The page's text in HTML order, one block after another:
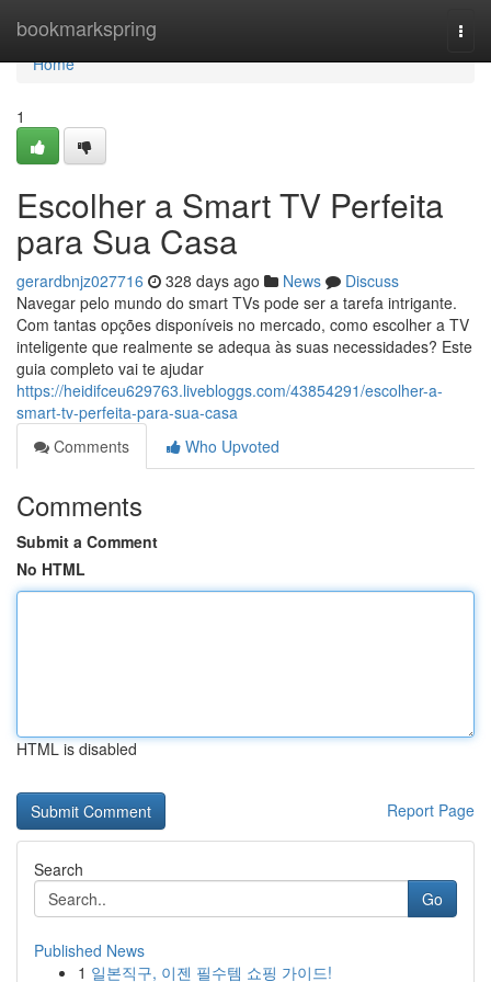
bookmarkspring
Home
Home
1
Escolher a Smart TV Perfeita
para Sua Casa
gerardbnjz027716 328 days ago News
Discuss
Navegar pelo mundo do smart TVs pode ser a tarefa intrigante.
Com tantas opções disponíveis no mercado, como escolher a TV
inteligente que realmente se adequa às suas necessidades? Este
guia completo vai te ajudar
https://heidifceu629763.livebloggs.com/43854291/escolher-a-
smart-tv-perfeita-para-sua-casa
Comments
Who Upvoted
Comments
Submit a Comment
No HTML
HTML is disabled
Report Page
Search
Go
Published News
1 일본직구, 이젠 필수템 쇼핑 가이드!